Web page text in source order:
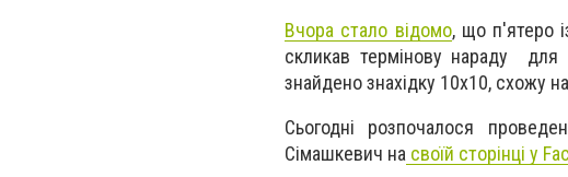
Вчора стало відомо, що п'ятеро
скликав термінову нараду
знайдено знахідку 10x10, схожу
Сьогодні розпочалося
Сімашкевич на своїй сторінці у